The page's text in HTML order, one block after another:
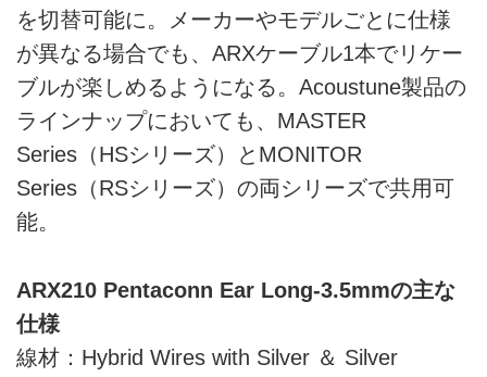
を切替可能に。メーカーやモデルごとに仕様
が異なる場合でも、ARXケーブル1本でリケー
ブルが楽しめるようになる。Acoustune製品の
ラインナップにおいても、MASTER
Series（HSシリーズ）とMONITOR
Series（RSシリーズ）の両シリーズで共用可
能。
ARX210 Pentaconn Ear Long-3.5mmの主な
仕様
線材：Hybrid Wires with Silver ＆ Silver